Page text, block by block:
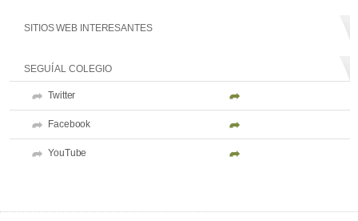
SITIOS WEB INTERESANTES
SEGUÍ AL COLEGIO
Twitter
Facebook
YouTube